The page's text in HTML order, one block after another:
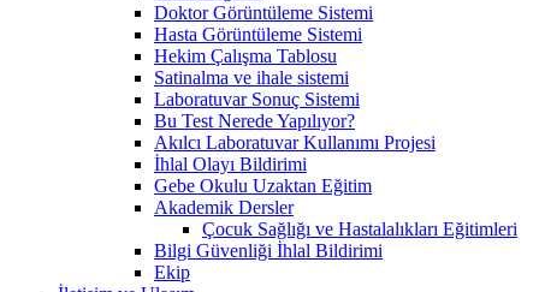
Doktor Görüntüleme Sistemi
Hasta Görüntüleme Sistemi
Hekim Çalışma Tablosu
Satinalma ve ihale sistemi
Laboratuvar Sonuç Sistemi
Bu Test Nerede Yapılıyor?
Akılcı Laboratuvar Kullanımı Projesi
İhlal Olayı Bildirimi
Gebe Okulu Uzaktan Eğitim
Akademik Dersler
Çocuk Sağlığı ve Hastalalıkları Eğitimleri
Bilgi Güvenliği İhlal Bildirimi
Ekip